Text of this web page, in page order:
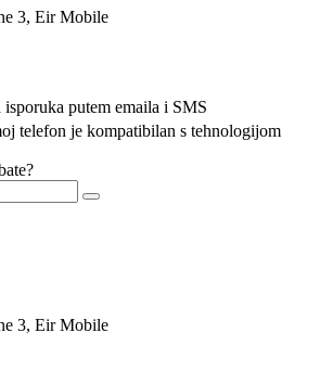
3, Eir Mobile
isporuka putem emaila i SMS
telefon je kompatibilan s tehnologijom
3, Eir Mobile